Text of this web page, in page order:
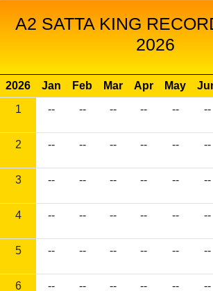
A2 SATTA KING
2026
2026 Jan Feb Mar Apr May
1
-- -- -- -- -- --
2 -- -- -- -- -- --
3 -- -- -- -- -- --
4 -- -- -- -- -- --
5 -- -- -- -- -- --
6 -- -- -- -- -- --